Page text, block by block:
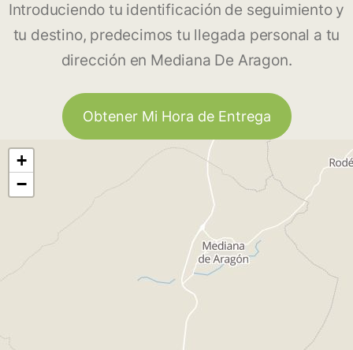
Introduciendo tu identificación de seguimiento y
tu destino, predecimos tu llegada personal a tu
dirección en Mediana De Aragon.
Obtener Mi Hora de Entrega
+
−